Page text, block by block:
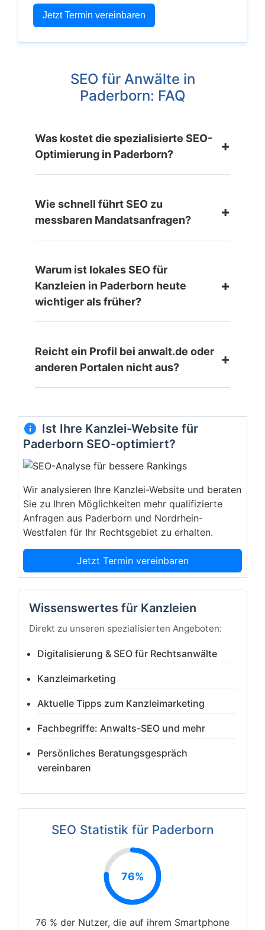
Jetzt Termin vereinbaren
SEO für Anwälte in
Paderborn: FAQ
Was kostet die spezialisierte SEO-
Optimierung in Paderborn?
+
Wie schnell führt SEO zu
messbaren Mandatsanfragen?
+
Warum ist lokales SEO für
Kanzleien in Paderborn heute
wichtiger als früher?
+
Reicht ein Profil bei anwalt.de oder
anderen Portalen nicht aus?
+
Ist Ihre Kanzlei-Website für
Paderborn SEO-optimiert?
Wir analysieren Ihre Kanzlei-Website und beraten
Sie zu Ihren Möglichkeiten mehr qualifizierte
Anfragen aus Paderborn und Nordrhein-
Westfalen für Ihr Rechtsgebiet zu erhalten.
Jetzt Termin vereinbaren
Wissenswertes für Kanzleien
Direkt zu unseren spezialisierten Angeboten:
Digitalisierung & SEO für Rechtsanwälte
Kanzleimarketing
Aktuelle Tipps zum Kanzleimarketing
Fachbegriffe: Anwalts-SEO und mehr
Persönliches Beratungsgespräch
vereinbaren
SEO Statistik für Paderborn
76%
76 % der Nutzer, die auf ihrem Smartphone